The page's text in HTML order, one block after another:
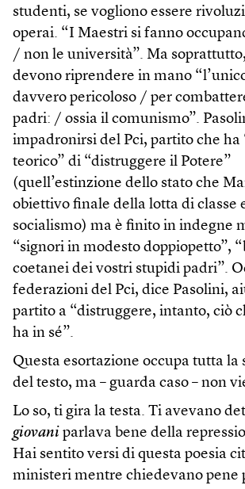
studenti, se vogliono essere
operai. “I Maestri si fanno
/ non le università”. Ma
devono riprendere in mano
davvero pericoloso / per
padri: / ossia il comunismo”.
impadronirsi del Pci, partito che ha
teorico” di “distruggere il Potere”
(quell’estinzione dello stato che
obiettivo finale della lotta di classe
socialismo) ma è finito in indegne
“signori in modesto doppiopetto”,
coetanei dei vostri stupidi padri”.
federazioni del Pci, dice Pasolini,
partito a “distruggere, intanto, ciò
ha in sé”.
Questa esortazione occupa tutta la
del testo, ma – guarda caso – non
Lo so, ti gira la testa. Ti avevano
giovani parlava bene della
Hai sentito versi di questa poesia
ministeri mentre chiedevano pene